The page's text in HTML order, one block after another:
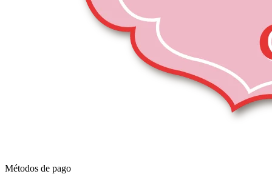
Métodos de pago